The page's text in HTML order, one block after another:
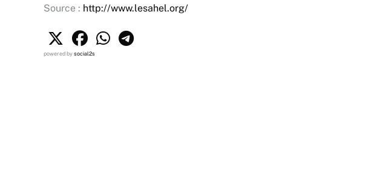
Source : http://www.lesahel.org/
powered bysocial2s